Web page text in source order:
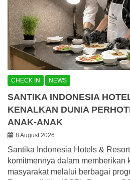
CHECK IN NEWS
SANTIKA INDONESIA
KENALKAN DUNIA
ANAK-ANAK
8 August 2026
Santika Indonesia Hotels &
komitmennya dalam memberikan
masyarakat melalui berbagai